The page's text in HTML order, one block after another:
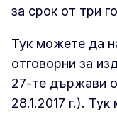
за срок от три
Тук можете да
отговорни за
27-те държави
28.1.2017 г.).